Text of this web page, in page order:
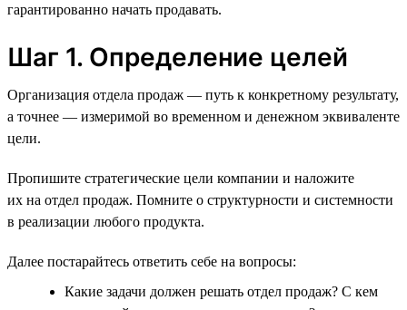
гарантированно начать продавать.
Шаг 1. Определение целей
Организация отдела продаж — путь к конкретному результату,
а точнее — измеримой во временном и денежном эквиваленте
цели.
Пропишите стратегические цели компании и наложите
их на отдел продаж. Помните о структурности и системности
в реализации любого продукта.
Далее постарайтесь ответить себе на вопросы:
Какие задачи должен решать отдел продаж? С кем